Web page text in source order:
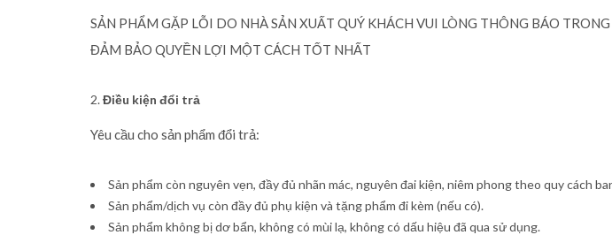
SẢN PHẨM GẶP LỖI DO NHÀ SẢN XUẤT QUÝ KHÁCH VUI LÒNG THÔNG BÁO
ĐẢM BẢO QUYỀN LỢI MỘT CÁCH TỐT NHẤT
Điều kiện đổi trả
Yêu cầu cho sản phẩm đổi trả:
Sản phẩm còn nguyên vẹn, đầy đủ nhãn mác, nguyên đai kiện, niêm phong theo quy
Sản phẩm/dịch vụ còn đầy đủ phụ kiện và tặng phẩm đi kèm (nếu có).
Sản phẩm không bị dơ bẩn, không có mùi lạ, không có dấu hiệu đã qua sử dụng.